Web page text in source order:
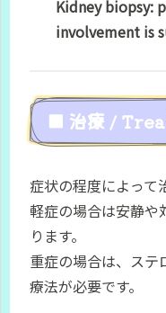
Kidney biopsy:
involvement is
■ 治療 /
症状の程度によって
軽症の場合は安静や
ります。
重症の場合は、ステ
療法が必要です。